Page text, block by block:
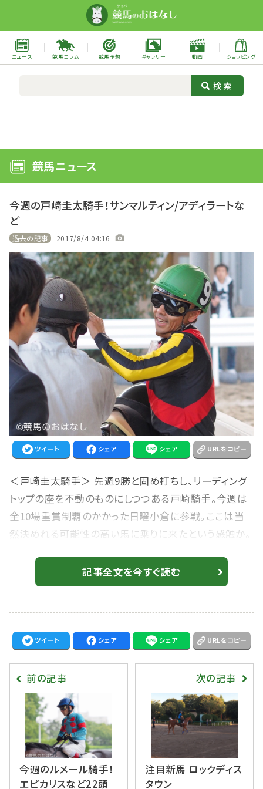
ニュース 競馬コラム 競馬予想 ギャラリー 動画 ショッピング
競馬ニュース
今週の戸崎圭太騎手！サンマルティン/アディラートな
ど
過去の記事 2017/8/4 04:16
ツイート シェア シェア URLをコピー
＜戸崎圭太騎手＞ 先週9勝と固め打ちし、リーディング
トップの座を不動のものにしつつある戸崎騎手。今週は
全10場重賞制覇のかかった日曜小倉に参戦。ここは当
然決めれる可能性の高い馬に乗りに来たという感触か。
と仕上げて来た。小倉では初出走だが、福島でも同騎手
で勝ち鞍があるように小回りでも問題はない。 死角を探
夏絶好調のヨハネスブルク産駒。10R天草特別ではレ
記事全文を今すぐ読む
ツイート シェア シェア URLをコピー
前の記事
今週のルメール騎手！
エピカリスなど22頭
次の記事
注目新馬 ロックディス
タウン